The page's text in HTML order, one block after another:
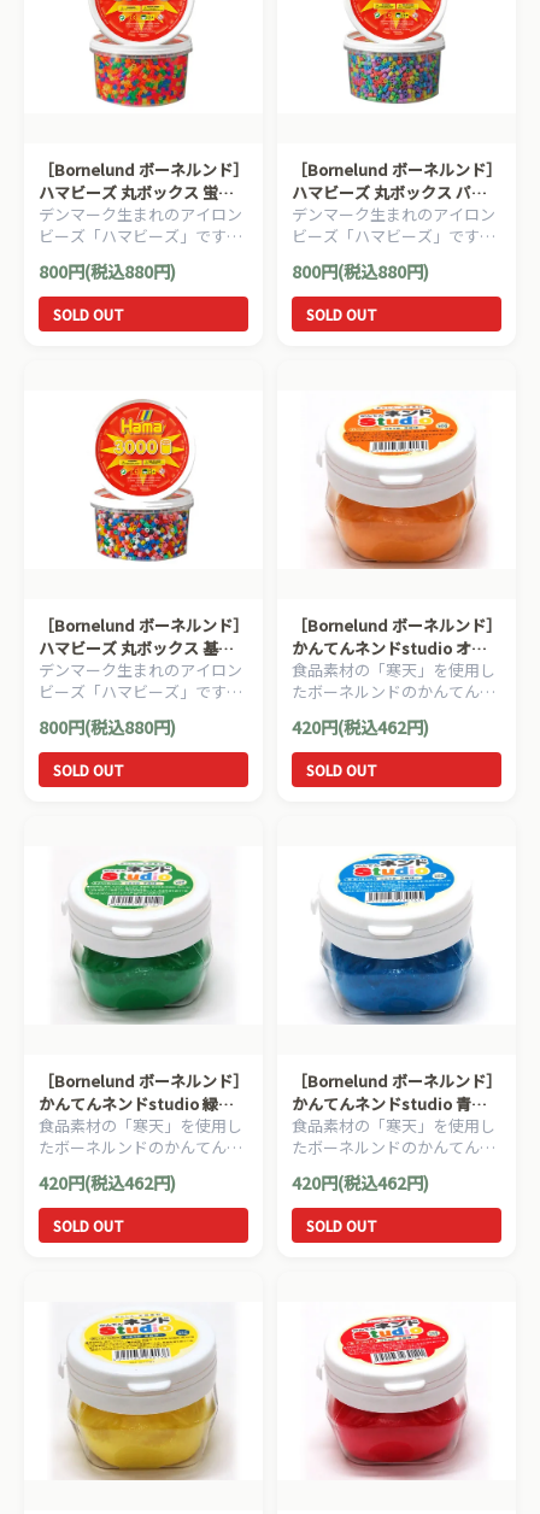
［Bornelund ボーネルンド］
ハマビーズ 丸ボックス 蛍光
色（3000ピース）
デンマーク生まれのアイロン
ビーズ「ハマビーズ」です。
色鮮やかな蛍光色のハマビー
ズが3000ピース入っていま
す。
800円(税込880円)
SOLD OUT
［Bornelund ボーネルンド］
ハマビーズ 丸ボックス パス
テル（3000ピース）
デンマーク生まれのアイロン
ビーズ「ハマビーズ」です。
淡いパステル色のハマビーズ
が3000ピース入っています。
800円(税込880円)
SOLD OUT
［Bornelund ボーネルンド］
ハマビーズ 丸ボックス 基本
色（3000ピース）
デンマーク生まれのアイロン
ビーズ「ハマビーズ」です。
基本色のハマビーズが3000ピ
ース入っています。
800円(税込880円)
SOLD OUT
［Bornelund ボーネルンド］
かんてんネンドstudio オレ
ンジ （寒天粘土）
食品素材の「寒天」を使用し
たボーネルンドのかんてんネ
ンド（寒天粘土）。はじめて
のねんど遊びにもオススメで
す。
420円(税込462円)
SOLD OUT
［Bornelund ボーネルンド］
かんてんネンドstudio 緑
（寒天粘土）
食品素材の「寒天」を使用し
たボーネルンドのかんてんネ
ンド（寒天粘土）。はじめて
のねんど遊びにもオススメで
す。
420円(税込462円)
SOLD OUT
［Bornelund ボーネルンド］
かんてんネンドstudio 青
（寒天粘土）
食品素材の「寒天」を使用し
たボーネルンドのかんてんネ
ンド（寒天粘土）。はじめて
のねんど遊びにもオススメで
す。
420円(税込462円)
SOLD OUT